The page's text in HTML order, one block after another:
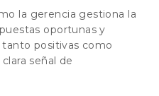
la gerencia gestiona la
oportunas y
tanto positivas como
señal de